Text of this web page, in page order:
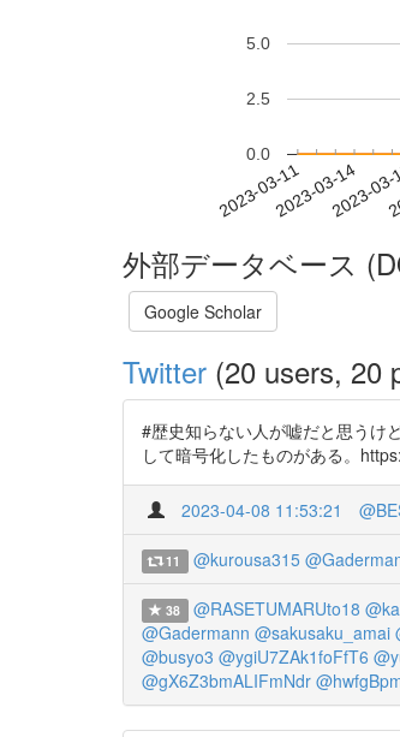
2023-03-112023-03-14
2023-
0.0
2.5
5.0
外部データベース
Google Scholar
Twitter (20 users, 20
#歴史知らない人が嘘だと思うけ
して暗号化したものがある。
2023-04-08 11:53:21
11 @kurousa315
38 @RASETUMARUto18
@Gadermann @sakusaku_amai
@busyo3 @ygiU7ZAk1foFfT6
@gX6Z3bmALIFmNdr